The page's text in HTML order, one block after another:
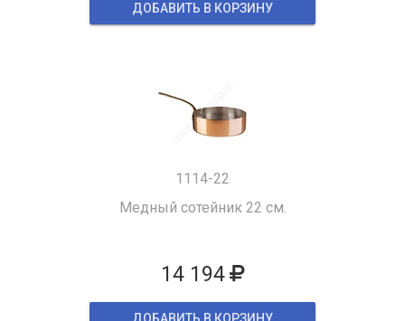
ДОБАВИТЬ В КОРЗИНУ
1114-22
Медный сотейник 22 см.
14 194